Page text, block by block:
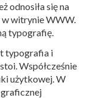
odnosiła się na
w witrynie WWW.
typografię.
typografia i
Współcześnie
użytkowej. W